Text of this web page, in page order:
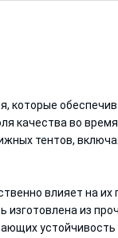
которые
качества во время
тентов,
влияет на их
из